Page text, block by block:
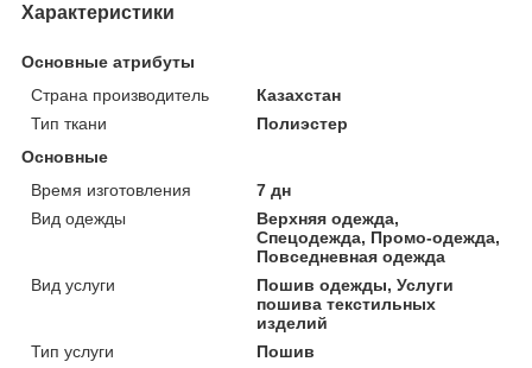
Характеристики
Основные атрибуты
Страна производитель
Казахстан
Тип ткани
Полиэстер
Основные
Время изготовления
7 дн
Вид одежды
Верхняя одежда,
Спецодежда, Промо-одежда,
Повседневная одежда
Вид услуги
Пошив одежды, Услуги
пошива текстильных
изделий
Тип услуги
Пошив